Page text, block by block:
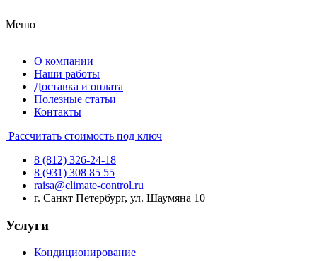
Меню
О компании
Наши работы
Доставка и оплата
Полезные статьи
Контакты
Рассчитать стоимость под ключ
8 (812) 326-24-18
8 (931) 308 85 55
raisa@climate-control.ru
г. Санкт Петербург, ул. Шаумяна 10
Услуги
Кондиционирование